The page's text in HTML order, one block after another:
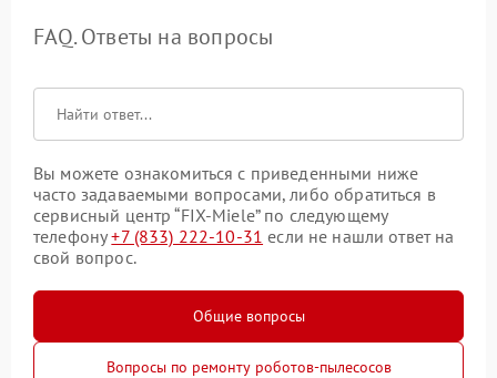
FAQ. Ответы на вопросы
Вы можете ознакомиться с приведенными ниже
часто задаваемыми вопросами, либо обратиться в
сервисный центр “FIX-Miele” по следующему
телефону+7 (833) 222-10-31 если не нашли ответ на
свой вопрос.
Общие вопросы
Вопросы по ремонту роботов-пылесосов